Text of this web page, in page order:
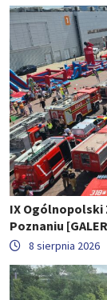
IX Ogólnopolski
Poznaniu
8 sierpnia 2026